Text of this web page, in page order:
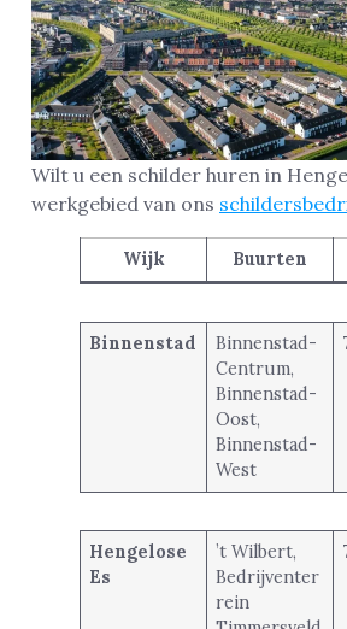
Wilt u een schilder huren in
werkgebied van ons
Wijk Buurten
Binnenstad
Binnenstad-
Centrum,
Binnenstad-
Oost,
Binnenstad-
West
Hengelose
Es
’t Wilbert,
Bedrijventer
rein